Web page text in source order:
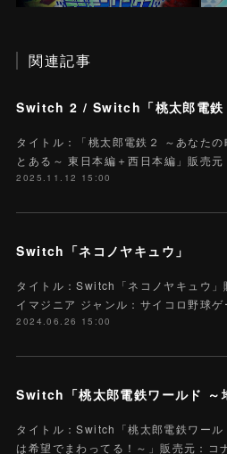
関連記事
タイトル：「桃太郎電鉄２ ～あなたの
とある～ 東日本編＋西日本編」販売
2025.11.12 15:00
Switch「ネコノヤキュウ」
タイトル：Switch「ネコノヤキュウ」
イマジニア ジャンル：サイコロ野球
2024.06.26 15:00
タイトル：Switch「桃太郎電鉄ワール
は希望でまわってる！～」販売元：コ